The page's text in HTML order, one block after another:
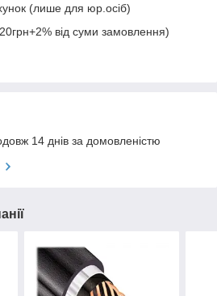
(лише для юр.осіб)
від суми замовлення)
14 днів за домовленістю